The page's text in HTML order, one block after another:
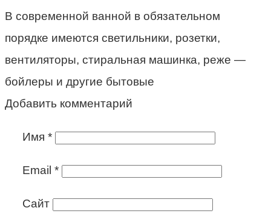
В современной ванной в обязательном
порядке имеются светильники, розетки,
вентиляторы, стиральная машинка, реже —
бойлеры и другие бытовые
Добавить комментарий
Имя *
Email *
Сайт